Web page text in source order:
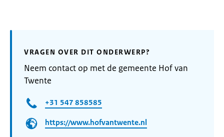
VRAGEN OVER DIT ONDERWERP?
Neem contact op met de gemeente Hof van
Twente
+31 547 858585
https://www.hofvantwente.nl